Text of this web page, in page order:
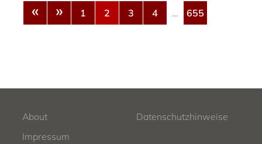
« » 1 2 3 4 … 655
About
Datenschutzhinweise
Impressum